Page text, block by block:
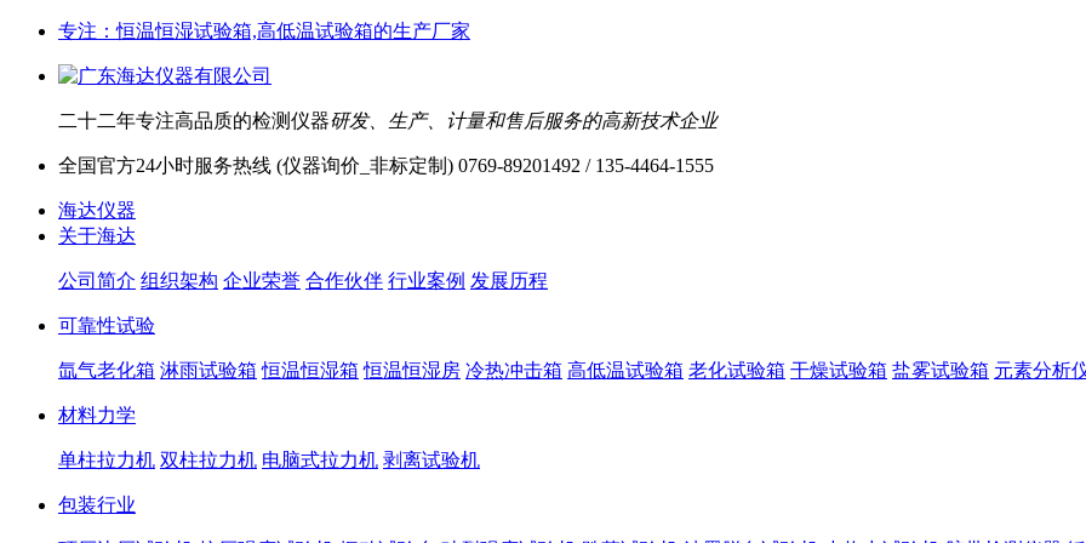
专注：恒温恒湿试验箱,高低温试验箱的生产厂家
二十二年专注高品质的检测仪器研发、生产、计量和售后服务的高新技术企业
全国官方24小时服务热线 (仪器询价_非标定制) 0769-89201492 / 135-4464-1555
海达仪器
关于海达
公司简介 组织架构 企业荣誉 合作伙伴 行业案例 发展历程
可靠性试验
氙气老化箱 淋雨试验箱 恒温恒湿箱 恒温恒湿房 冷热冲击箱 高低温试验箱 老化试验箱 干燥试验箱 盐雾试验箱 元素分析
材料力学
单柱拉力机 双柱拉力机 电脑式拉力机 剥离试验机
包装行业